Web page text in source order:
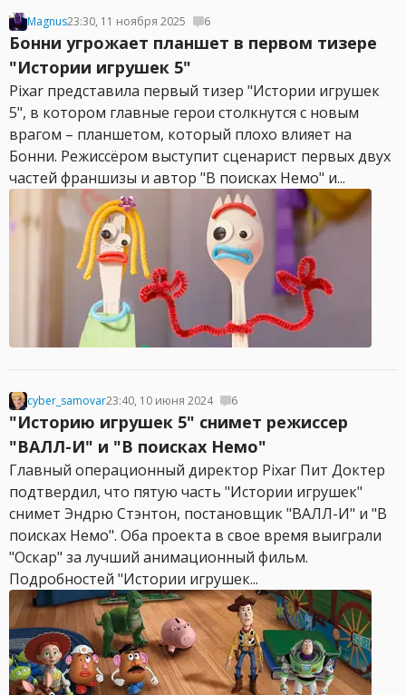
Magnus23:30, 11 ноября 2025 6
Бонни угрожает планшет в первом тизере
"Истории игрушек 5"
Pixar представила первый тизер "Истории игрушек
5", в котором главные герои столкнутся с новым
врагом – планшетом, который плохо влияет на
Бонни. Режиссёром выступит сценарист первых двух
частей франшизы и автор "В поисках Немо" и...
cyber_samovar23:40, 10 июня 2024 6
"Историю игрушек 5" снимет режиссер
"ВАЛЛ-И" и "В поисках Немо"
Главный операционный директор Pixar Пит Доктер
подтвердил, что пятую часть "Истории игрушек"
снимет Эндрю Стэнтон, постановщик "ВАЛЛ-И" и "В
поисках Немо". Оба проекта в свое время выиграли
"Оскар" за лучший анимационный фильм.
Подробностей "Истории игрушек...